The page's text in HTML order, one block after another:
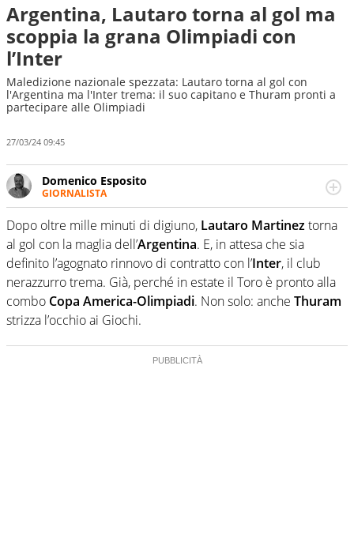
Argentina, Lautaro torna al gol ma
scoppia la grana Olimpiadi con
l’Inter
Maledizione nazionale spezzata: Lautaro torna al gol con
l'Argentina ma l'Inter trema: il suo capitano e Thuram pronti a
partecipare alle Olimpiadi
27/03/24 09:45
Domenico Esposito
GIORNALISTA
Da vent’anni in campo e sul campo per vivere ogni evento
in tutte le sue sfaccettature. Passione smisurata per il
calcio e per la sfera di cuoio. Il pallone è una cosa
serissima, guai a dirgli di no
Dopo oltre mille minuti di digiuno, Lautaro Martineztorna
al gol con la maglia dell’Argentina. E, in attesa che sia
definito l’agognato rinnovo di contratto con l’Inter, il club
nerazzurro trema. Già, perché in estate il Toro è pronto alla
combo Copa America-Olimpiadi. Non solo: anche Thuram
strizza l’occhio ai Giochi.